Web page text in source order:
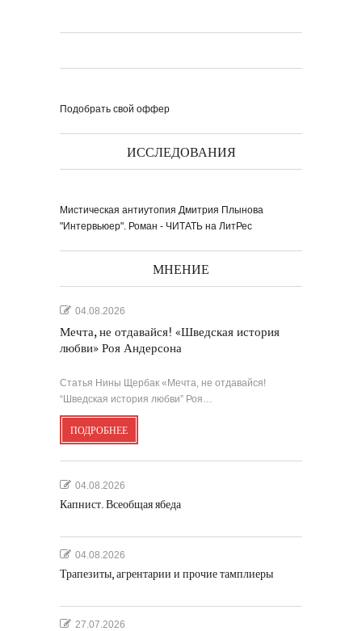
Подобрать свой оффер
ИССЛЕДОВАНИЯ
Мистическая антиутопия Дмитрия Плынова
"Интервьюер". Роман - ЧИТАТЬ на ЛитРес
МНЕНИЕ
04.08.2026
Мечта, не отдавайся! «Шведская история
любви» Роя Андерсона
Статья Нины Щербак «Мечта, не отдавайся!
“Шведская история любви” Роя…
ПОДРОБНЕЕ
04.08.2026
Капнист. Всеобщая ябеда
04.08.2026
Трапезиты, агрентарии и прочие тамплиеры
27.07.2026